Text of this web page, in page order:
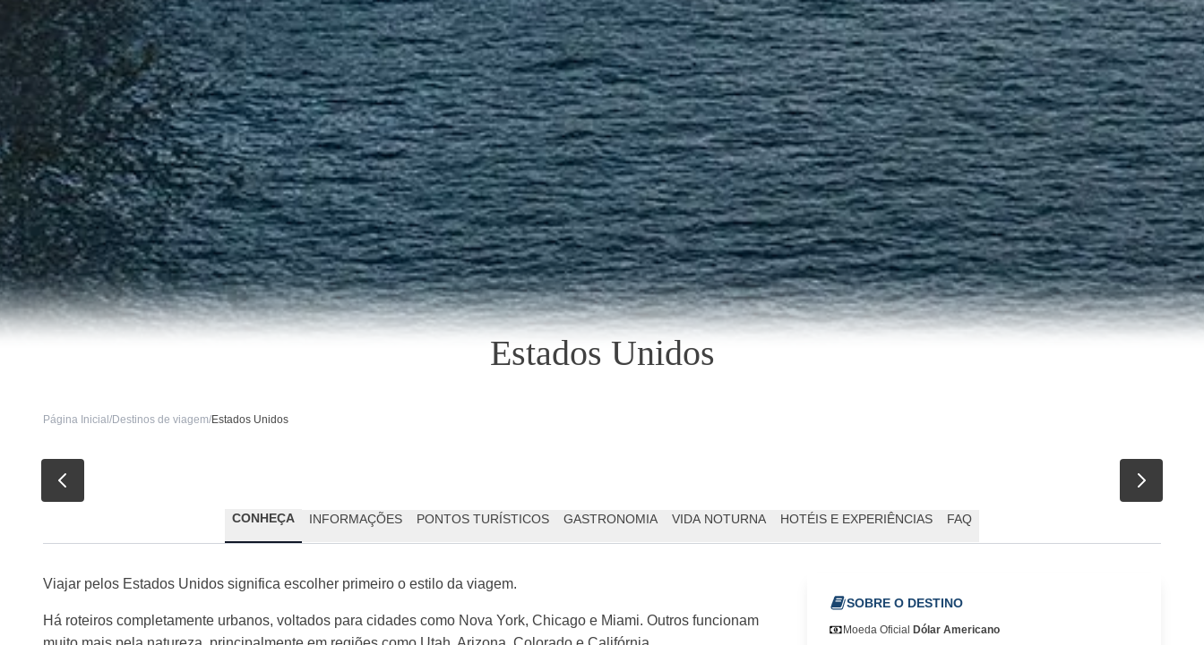
Estados Unidos
Página Inicial /Destinos de viagem/Estados Unidos
CONHEÇA INFORMAÇÕES PONTOS TURÍSTICOS GASTRONOMIA VIDA NOTURNA HOTÉIS E EXPERIÊNCIAS FAQ
Viajar pelos Estados Unidos significa escolher primeiro o estilo da viagem.
Há roteiros completamente urbanos, voltados para cidades como Nova York, Chicago e Miami. Outros funcionam
SOBRE O DESTINO
Moeda Oficial Dólar Americano